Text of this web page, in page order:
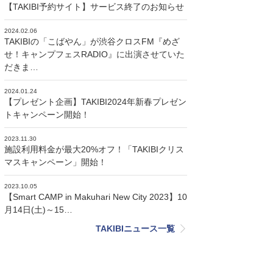
【TAKIBI予約サイト】サービス終了のお知らせ
2024.02.06
TAKIBIの「こばやん」が渋谷クロスFM『めざ
せ！キャンプフェスRADIO』に出演させていた
だきま…
2024.01.24
【プレゼント企画】TAKIBI2024年新春プレゼン
トキャンペーン開始！
2023.11.30
施設利用料金が最大20%オフ！「TAKIBIクリス
マスキャンペーン」開始！
2023.10.05
【Smart CAMP in Makuhari New City 2023】10
月14日(土)～15…
TAKIBIニュース一覧